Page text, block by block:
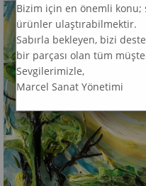
Bizim için en önemli konu;
ürünler ulaştırabilmektir.
Sabırla bekleyen, bizi
bir parçası olan tüm
Sevgilerimizle,
Marcel Sanat Yönetimi